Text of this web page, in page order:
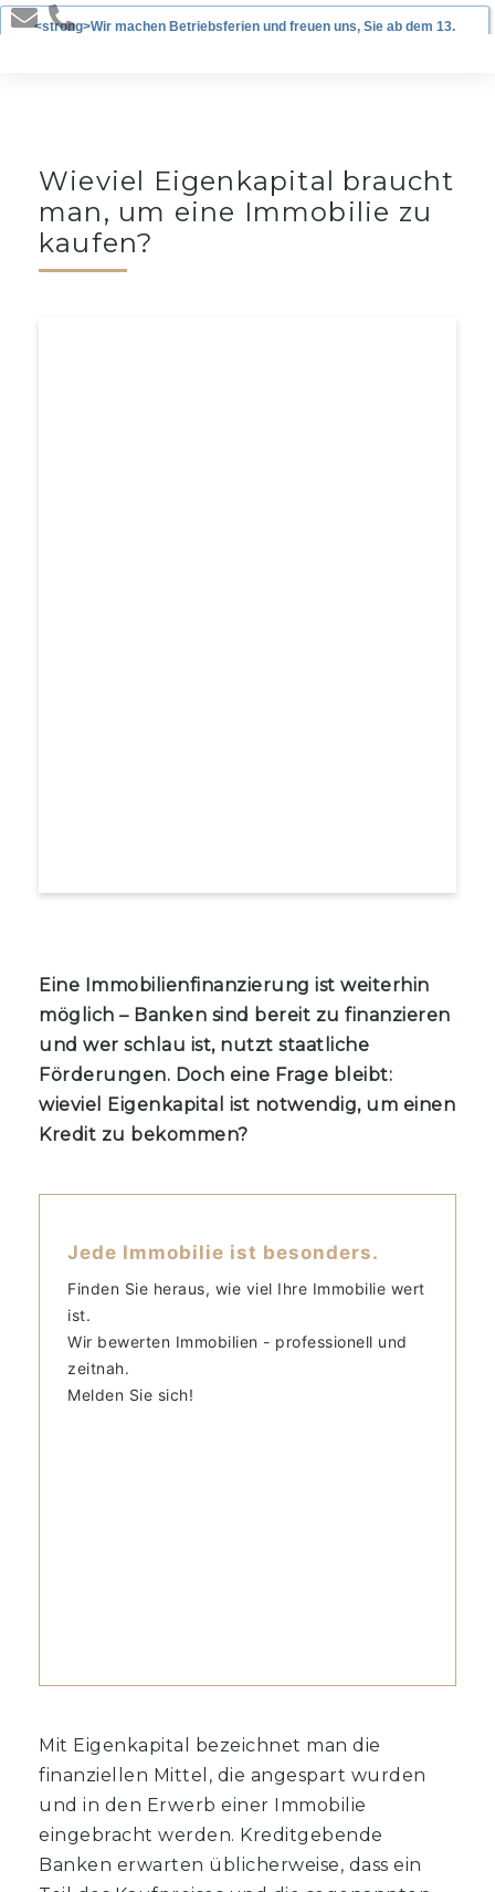
Wieviel Eigenkapital braucht
man, um eine Immobilie zu
kaufen?
Eine Immobilienfinanzierung ist weiterhin
möglich – Banken sind bereit zu finanzieren
und wer schlau ist, nutzt staatliche
Förderungen. Doch eine Frage bleibt:
wieviel Eigenkapital ist notwendig, um einen
Kredit zu bekommen?
Jede Immobilie ist besonders.
Finden Sie heraus, wie viel Ihre Immobilie wert
ist.
Wir bewerten Immobilien - professionell und
zeitnah.
Melden Sie sich!
Mit Eigenkapital bezeichnet man die
finanziellen Mittel, die angespart wurden
und in den Erwerb einer Immobilie
eingebracht werden. Kreditgebende
Banken erwarten üblicherweise, dass ein
<strong>Wir machen Betriebsferien und freuen uns, Sie ab dem 13.